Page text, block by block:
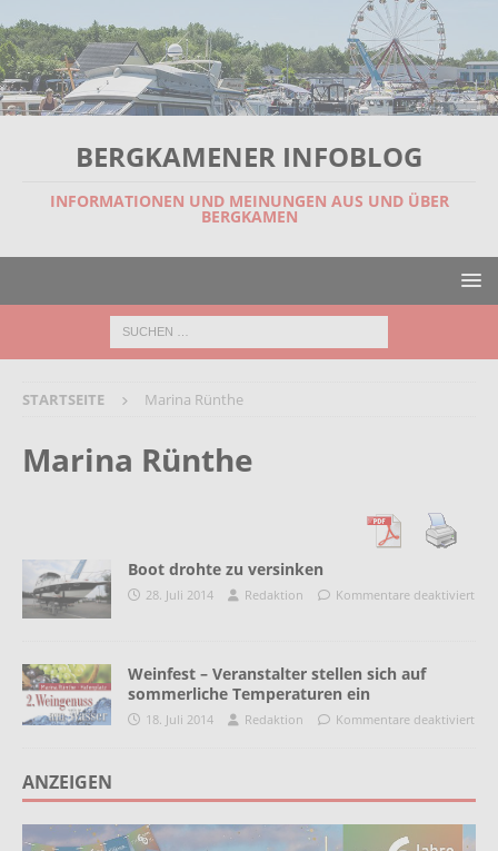
BERGKAMENER INFOBLOG
INFORMATIONEN UND MEINUNGEN AUS UND ÜBER
BERGKAMEN
STARTSEITE Marina Rünthe
Marina Rünthe
Boot drohte zu versinken
28. Juli 2014 Redaktion Kommentare deaktiviert
Weinfest – Veranstalter stellen sich auf
sommerliche Temperaturen ein
18. Juli 2014 Redaktion Kommentare deaktiviert
ANZEIGEN